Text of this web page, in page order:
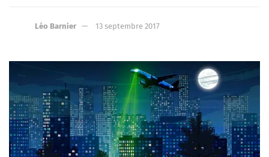
Léo Barnier 13 septembre 2017